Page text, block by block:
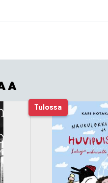
Tulossa